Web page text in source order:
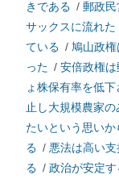
きである / 郵政
サックスに流れた
ている / 鳩山政
った / 安倍政権
ょ株保有率を低下
止し大規模農家
たいという思い
る / 悪法は高い
る / 政治が安定